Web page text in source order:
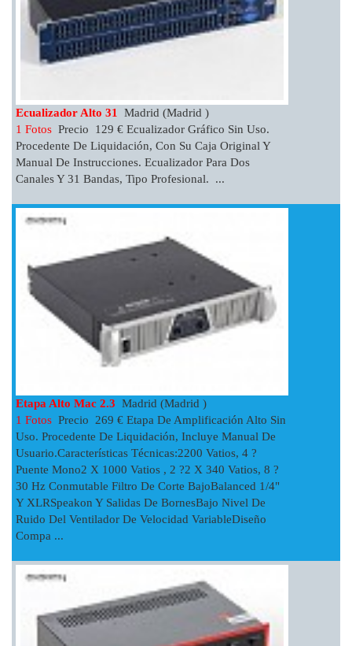
Ecualizador Alto 31 Madrid (Madrid )
1 Fotos Precio 129 € Ecualizador Gráfico Sin Uso.
Procedente De Liquidación, Con Su Caja Original Y
Manual De Instrucciones. Ecualizador Para Dos
Canales Y 31 Bandas, Tipo Profesional. ...
Etapa Alto Mac 2.3 Madrid (Madrid )
1 Fotos Precio 269 € Etapa De Amplificación Alto Sin
Uso. Procedente De Liquidación, Incluye Manual De
Usuario.Características Técnicas:2200 Vatios, 4 ?
Puente Mono2 X 1000 Vatios , 2 ?2 X 340 Vatios, 8 ?
30 Hz Conmutable Filtro De Corte BajoBalanced 1/4"
Y XLRSpeakon Y Salidas De BornesBajo Nivel De
Ruido Del Ventilador De Velocidad VariableDiseño
Compa ...